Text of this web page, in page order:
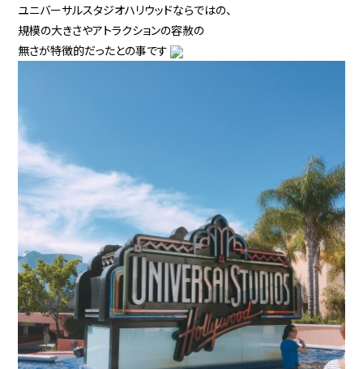
ユニバーサルスタジオハリウッドならではの、
規模の大きさやアトラクションの容赦の
無さが特徴的だったとの事です